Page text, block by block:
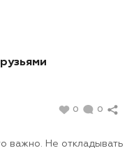
0 0
важно. Не откладывать